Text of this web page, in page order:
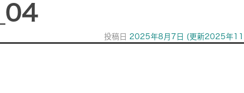
投稿日 2025年8月7日 (更新2025年